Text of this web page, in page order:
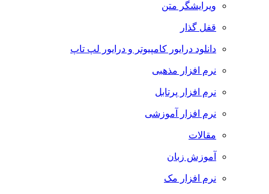
ویرایشگر متن
قفل گذار
دانلود درایور کامپیوتر و درایور لپ تاپ
نرم افزار مذهبی
نرم افزار پرتابل
نرم افزار آموزشی
مقالات
آموزش زبان
نرم افزار مک